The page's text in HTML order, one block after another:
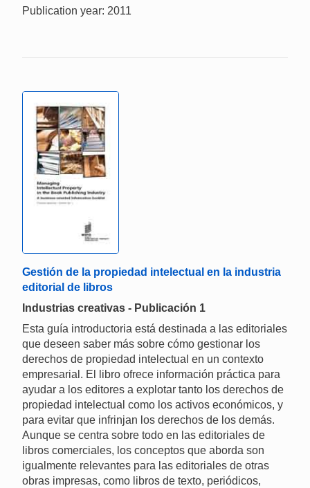
Publication year: 2011
Gestión de la propiedad intelectual en la industria
editorial de libros
Industrias creativas - Publicación 1
Esta guía introductoria está destinada a las editoriales
que deseen saber más sobre cómo gestionar los
derechos de propiedad intelectual en un contexto
empresarial. El libro ofrece información práctica para
ayudar a los editores a explotar tanto los derechos de
propiedad intelectual como los activos económicos, y
para evitar que infrinjan los derechos de los demás.
Aunque se centra sobre todo en las editoriales de
libros comerciales, los conceptos que aborda son
igualmente relevantes para las editoriales de otras
obras impresas, como libros de texto, periódicos,